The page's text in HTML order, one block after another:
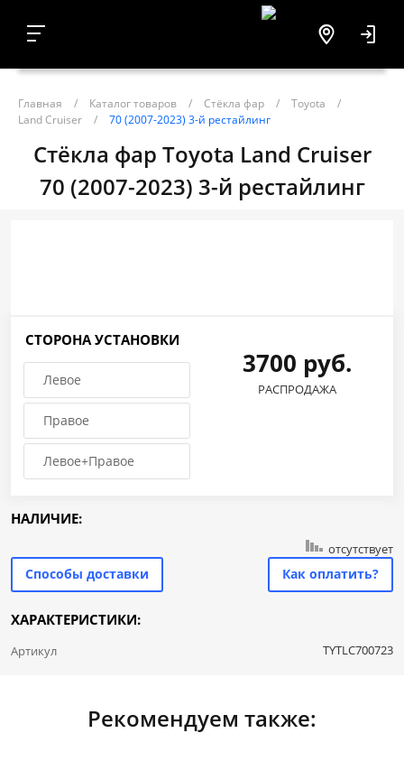
Главная / Каталог товаров / Стёкла фар / Toyota
/
Land Cruiser
/ 70 (2007-2023) 3-й рестайлинг
Стёкла фар Toyota Land Cruiser
70 (2007-2023) 3-й рестайлинг
СТОРОНА УСТАНОВКИ
Левое
Правое
Левое+Правое
3700 руб.
РАСПРОДАЖА
НАЛИЧИЕ:
отсутствует
Способы доставки Как оплатить?
ХАРАКТЕРИСТИКИ:
Артикул TYTLC700723
Рекомендуем также: